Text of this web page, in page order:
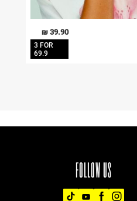
39.90 ₪
3 FOR
69.9
FOLLOW US